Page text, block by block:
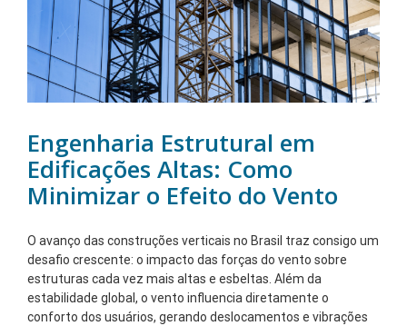
Engenharia Estrutural em
Edificações Altas: Como
Minimizar o Efeito do Vento
O avanço das construções verticais no Brasil traz consigo um
desafio crescente: o impacto das forças do vento sobre
estruturas cada vez mais altas e esbeltas. Além da
estabilidade global, o vento influencia diretamente o
conforto dos usuários, gerando deslocamentos e vibrações